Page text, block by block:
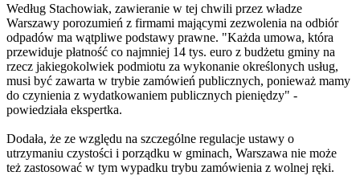
Według Stachowiak, zawieranie w tej chwili przez władze
Warszawy porozumień z firmami mającymi zezwolenia na odbiór
odpadów ma wątpliwe podstawy prawne. "Każda umowa, która
przewiduje płatność co najmniej 14 tys. euro z budżetu gminy na
rzecz jakiegokolwiek podmiotu za wykonanie określonych usług,
musi być zawarta w trybie zamówień publicznych, ponieważ mamy
do czynienia z wydatkowaniem publicznych pieniędzy" -
powiedziała ekspertka.
Dodała, że ze względu na szczególne regulacje ustawy o
utrzymaniu czystości i porządku w gminach, Warszawa nie może
też zastosować w tym wypadku trybu zamówienia z wolnej ręki.